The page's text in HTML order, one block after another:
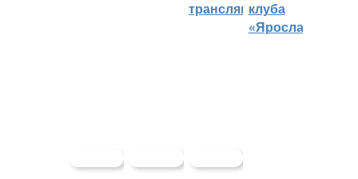
трансляцийклуба
«Ярославич»